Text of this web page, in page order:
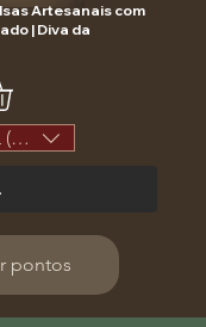
Artesanais com
| Diva da
pontos